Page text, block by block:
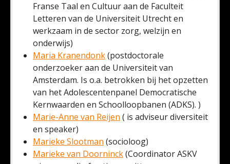
Franse Taal en Cultuur aan de Faculteit
Letteren van de Universiteit Utrecht en
werkzaam in de sector zorg, welzijn en
onderwijs)
Maria Kranendonk(postdoctorale
onderzoeker aan de Universiteit van
Amsterdam. Is o.a. betrokken bij het opzetten
van het Adolescentenpanel Democratische
Kernwaarden en Schoolloopbanen (ADKS). )
Marie-Anne van Reijen ( is adviseur diversiteit
en speaker)
Marieke Slootman (socioloog)
Marieke van Doorninck(Coordinator ASKV